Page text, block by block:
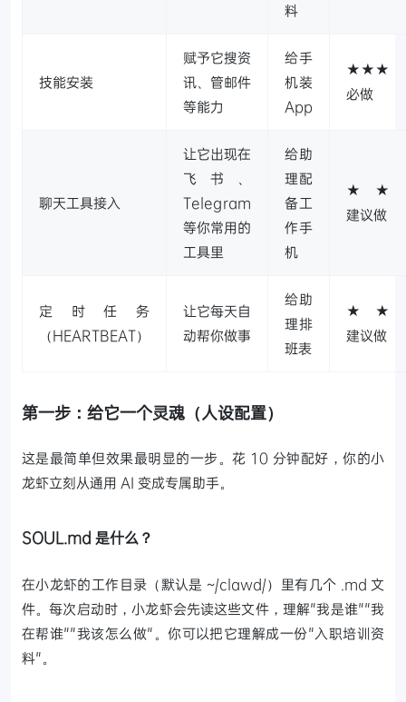
料
技能安装
赋予它搜资
讯、管邮件
等能力
给手
机装
App
★★★
必做
聊天工具接入
让它出现在
飞书、
Telegram
等你常用的
工具里
给助
理配
备工
作手
机
★★
建议做
定时任务
（HEARTBEAT）
让它每天自
动帮你做事
给助
理排
班表
★★
建议做
第一步：给它一个灵魂（人设配置）
这是最简单但效果最明显的一步。花 10 分钟配好，你的小
龙虾立刻从通用 AI 变成专属助手。
SOUL.md 是什么？
在小龙虾的工作目录（默认是 ~/clawd/）里有几个 .md 文
件。每次启动时，小龙虾会先读这些文件，理解"我是谁""我
在帮谁""我该怎么做"。你可以把它理解成一份"入职培训资
料"。